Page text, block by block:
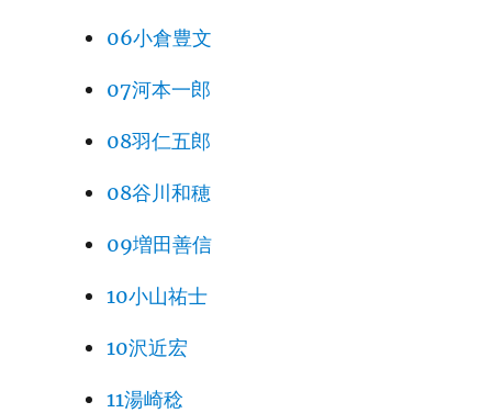
06小倉豊文
07河本一郎
08羽仁五郎
08谷川和穂
09増田善信
10小山祐士
10沢近宏
11湯崎稔